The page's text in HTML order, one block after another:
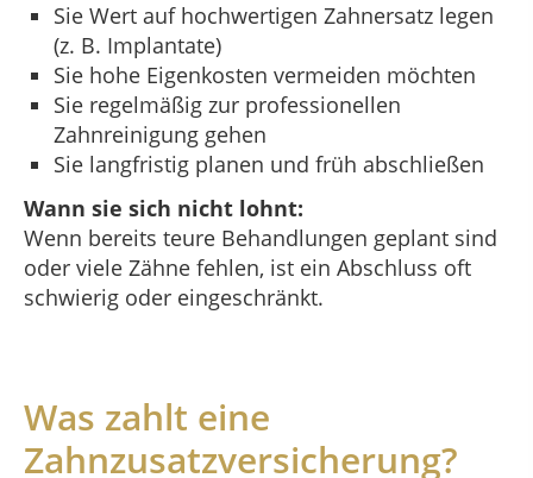
Sie Wert auf hochwertigen Zahnersatz legen
(z. B. Implantate)
Sie hohe Eigenkosten vermeiden möchten
Sie regelmäßig zur professionellen
Zahnreinigung gehen
Sie langfristig planen und früh abschließen
Wann sie sich nicht lohnt:
Wenn bereits teure Behandlungen geplant sind
oder viele Zähne fehlen, ist ein Abschluss oft
schwierig oder eingeschränkt.
Was zahlt eine
Zahnzusatzversicherung?